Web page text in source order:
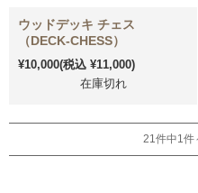
ウッドデッキ チェス
（DECK-CHESS）
¥10,000(税込 ¥11,000)
在庫切れ
21件中1件